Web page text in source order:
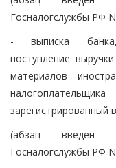
Госналогслужбы РФ
- выписка банка,
поступление
материалов
зарегистрированный
(абзац введен
Госналогслужбы РФ